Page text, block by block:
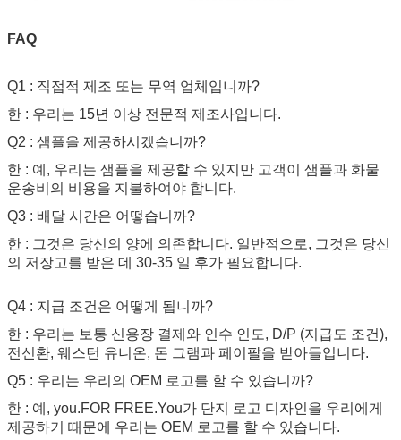
FAQ
Q1 : 직접적 제조 또는 무역 업체입니까?
한 : 우리는 15년 이상 전문적 제조사입니다.
Q2 : 샘플을 제공하시겠습니까?
한 : 예, 우리는 샘플을 제공할 수 있지만 고객이 샘플과 화물
운송비의 비용을 지불하여야 합니다.
Q3 : 배달 시간은 어떻습니까?
한 : 그것은 당신의 양에 의존합니다. 일반적으로, 그것은 당신
의 저장고를 받은 데 30-35 일 후가 필요합니다.
Q4 : 지급 조건은 어떻게 됩니까?
한 : 우리는 보통 신용장 결제와 인수 인도, D/P (지급도 조건),
전신환, 웨스턴 유니온, 돈 그램과 페이팔을 받아들입니다.
Q5 : 우리는 우리의 OEM 로고를 할 수 있습니까?
한 : 예, you.FOR FREE.You가 단지 로고 디자인을 우리에게
제공하기 때문에 우리는 OEM 로고를 할 수 있습니다.